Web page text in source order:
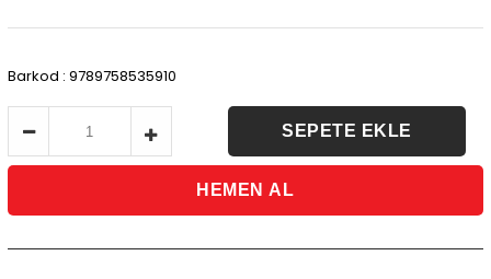
Barkod : 9789758535910